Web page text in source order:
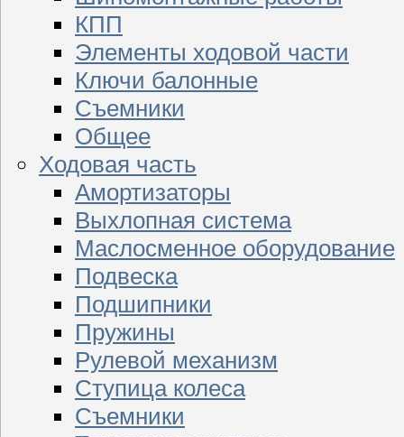
КПП
Элементы ходовой части
Ключи балонные
Съемники
Общее
Ходовая часть
Амортизаторы
Выхлопная система
Маслосменное оборудование
Подвеска
Подшипники
Пружины
Рулевой механизм
Ступица колеса
Съемники